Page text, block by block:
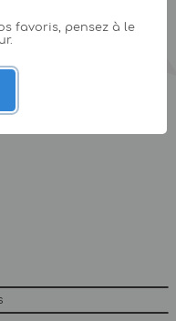
favoris, pensez à le